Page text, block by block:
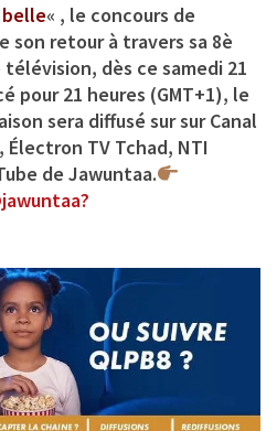
belle« , le concours de
retour à travers sa 8è
dès ce samedi 21
pour 21 heures (GMT+1), le
sera diffusé sur surCanal
Électron TV Tchad, NTI
de Jawuntaa.